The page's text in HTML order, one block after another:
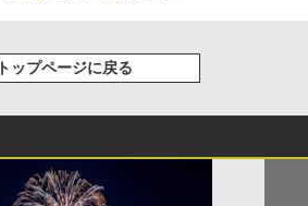
トップページに戻る